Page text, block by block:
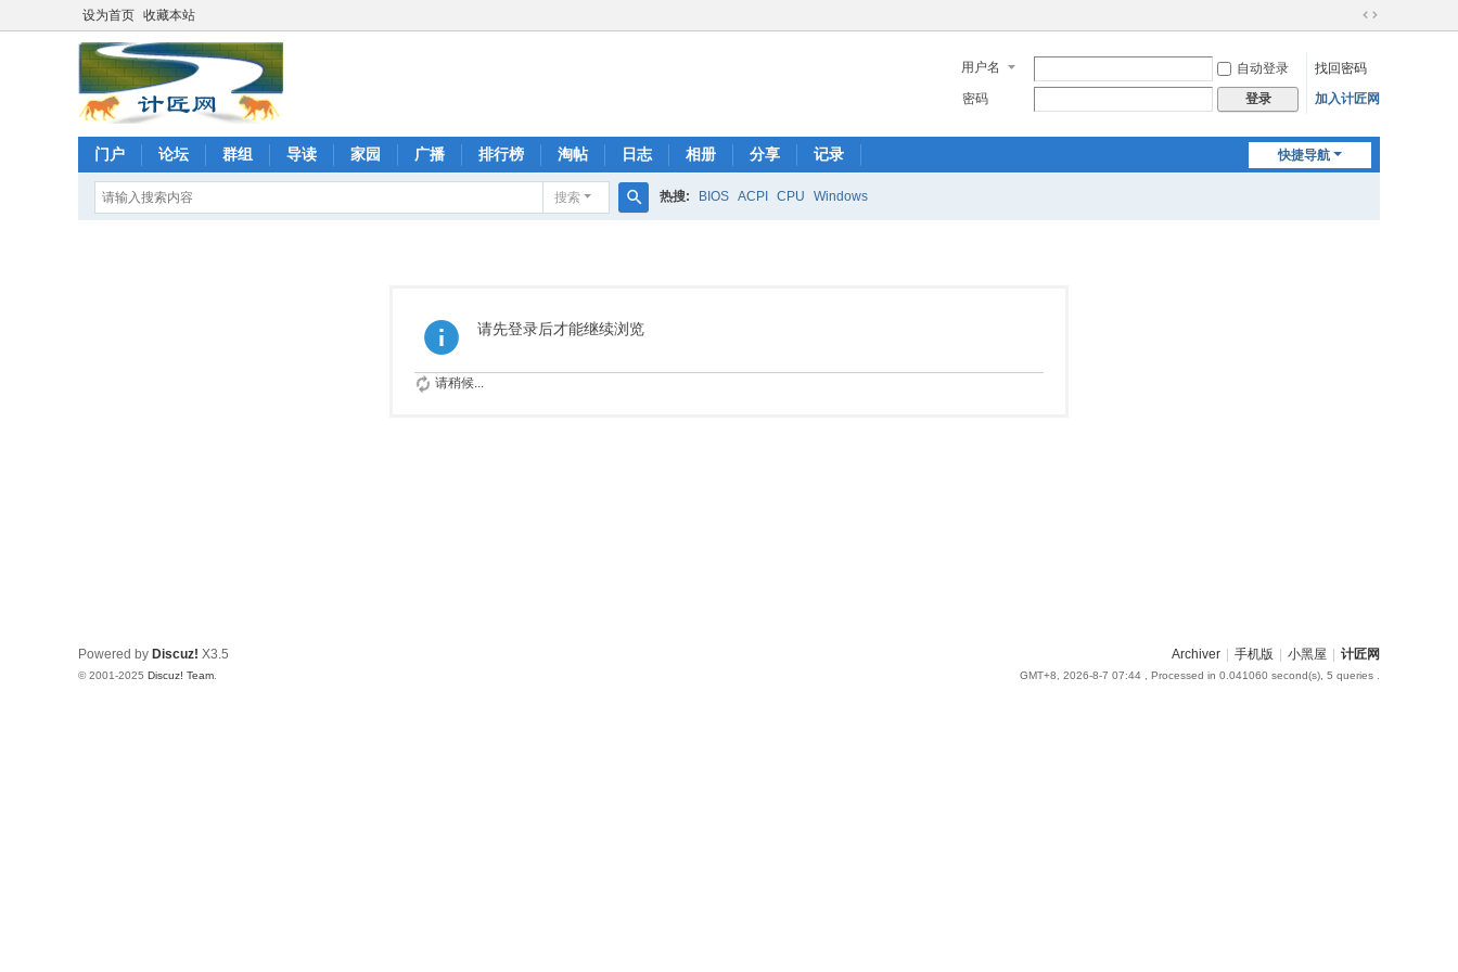
设为首页 收藏本站
切
到
宽
用户名 自动登录
找回密码
密码
登录 加入计匠网
快捷导航
门户 论坛 群组 导读 家园 广播 排行榜 淘帖 日志 相册 分享 记录
搜索 热搜: BIOS ACPI CPU Windows
请先登录后才能继续浏览
请稍候...
Archiver 手机版 小黑屋 计匠网
GMT+8, 2026-8-7 07:44 , Processed in 0.041060 second(s), 5 queries .
Powered by Discuz! X3.5
© 2001-2025 Discuz! Team